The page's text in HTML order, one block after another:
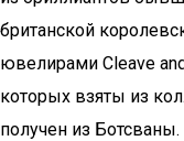
британской
ювелирами Cleave
которых взяты из
получен из Ботсваны.